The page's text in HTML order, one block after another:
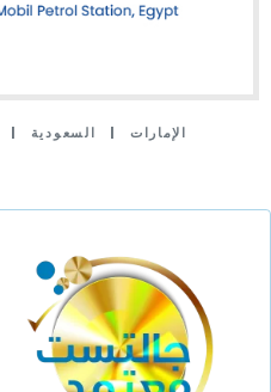
الإمارات |